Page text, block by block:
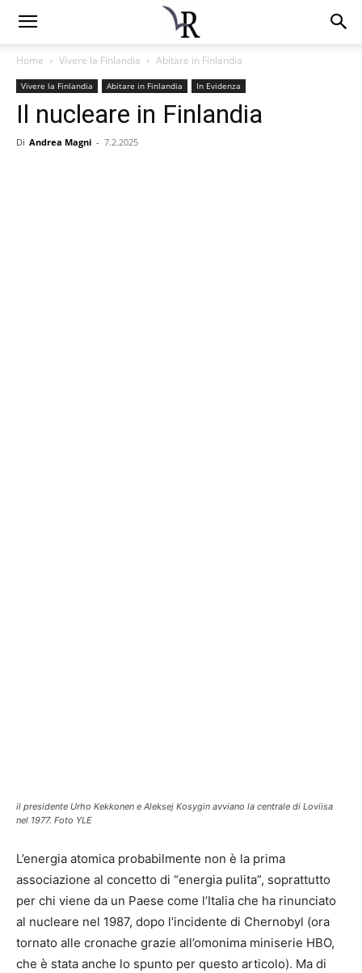
Home Vivere la Finlandia Abitare in Finlandia
Vivere la Finlandia Abitare in Finlandia In Evidenza
Il nucleare in Finlandia
Di Andrea Magni - 7.2.2025
il presidente Urho Kekkonen e Aleksej Kosygin avviano la centrale di Loviisa
nel 1977. Foto YLE
L’energia atomica probabilmente non è la prima
associazione al concetto di “energia pulita”, soprattutto
per chi viene da un Paese come l’Italia che ha rinunciato
al nucleare nel 1987, dopo l’incidente di Chernobyl (ora
tornato alle cronache grazie all’omonima miniserie HBO,
che è stata anche lo spunto per questo articolo). Ma di